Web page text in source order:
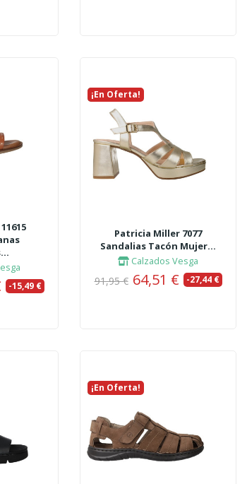
-15,49 €
¡En Oferta!
Nuevo
Patricia Miller 7077
Sandalias Tacón Mujer...
Calzados Vesga
91,95 € 64,51 € -27,44 €
¡En Oferta!
Nuevo